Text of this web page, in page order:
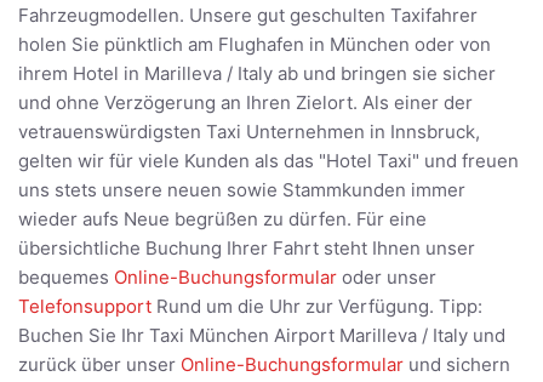
Fahrzeugmodellen. Unsere gut geschulten Taxifahrer
holen Sie pünktlich am Flughafen in München oder von
ihrem Hotel in Marilleva / Italy ab und bringen sie sicher
und ohne Verzögerung an Ihren Zielort. Als einer der
vetrauenswürdigsten Taxi Unternehmen in Innsbruck,
gelten wir für viele Kunden als das "Hotel Taxi" und freuen
uns stets unsere neuen sowie Stammkunden immer
wieder aufs Neue begrüßen zu dürfen. Für eine
übersichtliche Buchung Ihrer Fahrt steht Ihnen unser
bequemes Online-Buchungsformular oder unser
Telefonsupport Rund um die Uhr zur Verfügung. Tipp:
Buchen Sie Ihr Taxi München Airport Marilleva / Italy und
zurück über unser Online-Buchungsformular und sichern